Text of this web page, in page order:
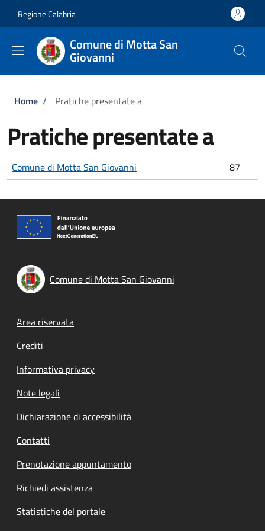
Regione Calabria
Comune di Motta San
Giovanni
Briciole di pane
Home / Pratiche presentate a
Pratiche presentate a
Comune di Motta San Giovanni 87
Comune di Motta San Giovanni
Footer menu
Area riservata
Crediti
Informativa privacy
Note legali
Dichiarazione di accessibilità
Contatti
Prenotazione appuntamento
Richiedi assistenza
Statistiche del portale